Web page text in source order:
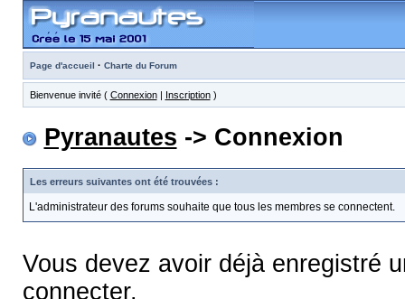
Page d'accueil · Charte du Forum
Bienvenue invité ( Connexion| Inscription)
Pyranautes -> Connexion
Les erreurs suivantes ont été trouvées :
L'administrateur des forums souhaite que tous les membres se connectent.
Vous devez avoir déjà enregistré
connecter.